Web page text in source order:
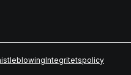
Integritetspolicy